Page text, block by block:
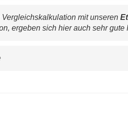
mit unseren
ergeben sich hier auch sehr gute